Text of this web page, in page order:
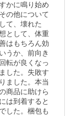
かに鳴り始め
の他について
て、壊れた
として、体重
はもちろん効
うか、前向き
転が良くなっ
した。失敗す
ました。本当
商品に助けら
は到着すると
した。梱包も